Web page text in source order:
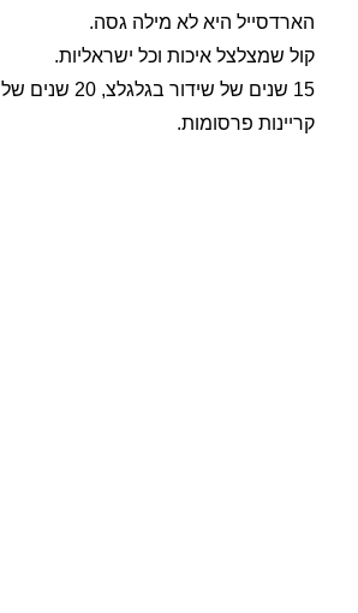
הארדסייל היא לא מילה גסה.
קול שמצלצל איכות וכל ישראליות.
15 שנים של שידור בגלגלצ, 20 שנים של
קריינות פרסומות.